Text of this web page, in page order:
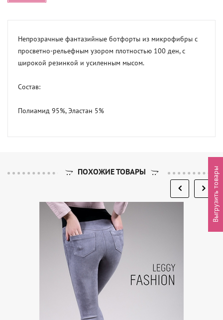
Непрозрачные фантазийные ботфорты из микрофибры с
просветно-рельефным узором плотностью 100 ден, с
широкой резинкой и усиленным мысом.
Состав:
Полиамид 95%, Эластан 5%
ПОХОЖИЕ ТОВАРЫ Выгрузить товары